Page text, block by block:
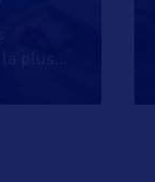
la plus